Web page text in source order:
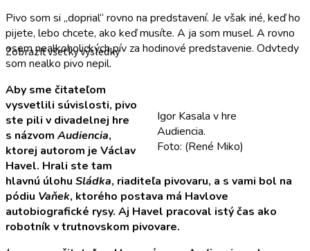
Zobraziť všetky výsledky
Pivo som si „doprial“ rovno na predstavení. Je však iné, keď ho
pijete, lebo chcete, ako keď musíte. A ja som musel. A rovno
osem nealkoholických pív za hodinové predstavenie. Odvtedy
som nealko pivo nepil.
Igor Kasala v hre
Audiencia.
Foto: (René Miko)
Aby sme čitateľom
vysvetlili súvislosti, pivo
ste pili v divadelnej hre
s názvom Audiencia,
ktorej autorom je Václav
Havel. Hrali ste tam
hlavnú úlohu Sládka, riaditeľa pivovaru, a s vami bol na
pódiu Vaňek, ktorého postava má Havlove
autobiografické rysy. Aj Havel pracoval istý čas ako
robotník v trutnovskom pivovare.